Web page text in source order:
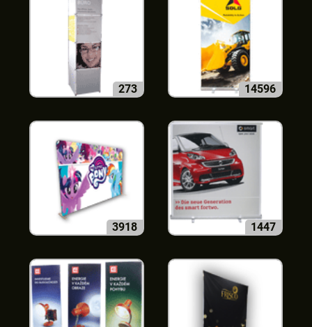
273 14596
3918 1447